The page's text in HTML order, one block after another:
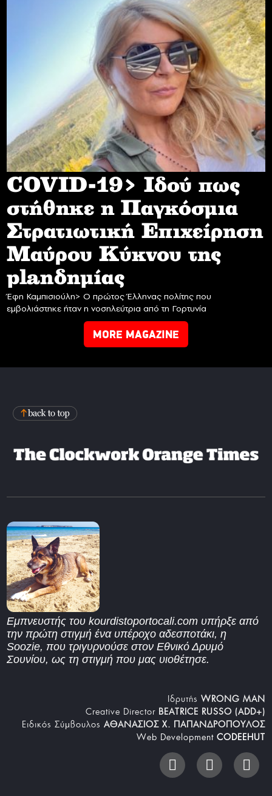
COVID-19> Iδού πως
στήθηκε η Παγκόσμια
Στρατιωτική Επιχείρηση
Mαύρου Κύκνου της
planδημίας
Έφη Καμπισιούλη> Ο πρώτος Έλληνας πολίτης που
εμβολιάστηκε ήταν η νοσηλεύτρια από τη Γορτυνία
MORE MAGAZINE
Εμπνευστής του kourdistoportocali.com υπήρξε από
την πρώτη στιγμή ένα υπέροχο αδεσποτάκι, η
Soozie, που τριγυρνούσε στον Εθνικό Δρυμό
Σουνίου, ως τη στιγμή που μας υιοθέτησε.
Iδρυτής WRONG MAN
Creative Director BEATRICE RUSSO (ADD+)
Ειδικός Σύμβουλος ΑΘΑΝΑΣΙΟΣ Χ. ΠΑΠΑΝΔΡΟΠΟΥΛΟΣ
Web Development CODEEHUT